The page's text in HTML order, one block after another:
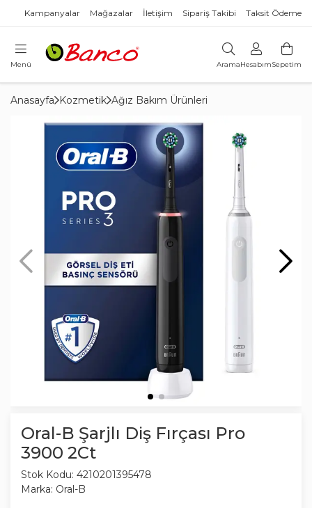
Kampanyalar Mağazalar İletişim Sipariş Takibi Taksit Ödeme
Menü AramaHesabımSepetim
Anasayfa Kozmetik Ağız Bakım Ürünleri
Oral-B Şarjlı Diş Fırçası Pro
3900 2Ct
Stok Kodu: 4210201395478
Marka: Oral-B